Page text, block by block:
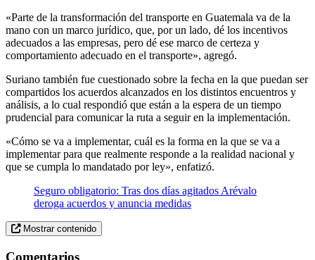
«Parte de la transformación del transporte en Guatemala va de la
mano con un marco jurídico, que, por un lado, dé los incentivos
adecuados a las empresas, pero dé ese marco de certeza y
comportamiento adecuado en el transporte», agregó.
Suriano también fue cuestionado sobre la fecha en la que puedan ser
compartidos los acuerdos alcanzados en los distintos encuentros y
análisis, a lo cual respondió que están a la espera de un tiempo
prudencial para comunicar la ruta a seguir en la implementación.
«Cómo se va a implementar, cuál es la forma en la que se va a
implementar para que realmente responde a la realidad nacional y
que se cumpla lo mandatado por ley», enfatizó.
Seguro obligatorio: Tras dos días agitados Arévalo
deroga acuerdos y anuncia medidas
Mostrar contenido
Comentarios